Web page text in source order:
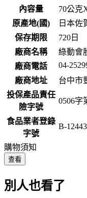
內容量
70公克
原產地(國)
日本佐
保存期限
720 日
廠商名稱
綠動會
廠商電話
04-
廠商地址
台中市
投保產品責任
險字號
0506字
食品業者登錄
字號
B-
購物須知
查看
別人也看了